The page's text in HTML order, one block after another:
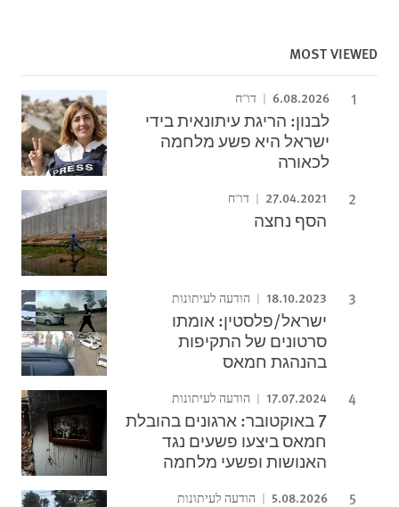
MOST VIEWED
6.08.2026 דו"ח
לבנון: הריגת עיתונאית בידי
ישראל היא פשע מלחמה
לכאורה
27.04.2021 דו"ח
הסף נחצה
18.10.2023 הודעה לעיתונות
ישראל/פלסטין: אומתו
סרטונים של התקיפות
בהנהגת חמאס
17.07.2024 הודעה לעיתונות
7 באוקטובר: ארגונים בהובלת
חמאס ביצעו פשעים נגד
האנושות ופשעי מלחמה
5.08.2026 הודעה לעיתונות